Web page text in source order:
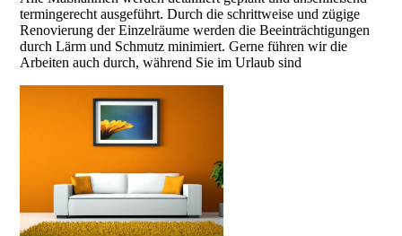
termin­gerecht ausge­führt. Durch die schritt­weise und zügige
Reno­vierung der Einzel­räume wer­den die Beein­trächti­gungen
durch Lärm und Schmutz mini­miert. Gerne führen wir die
Arbeiten auch durch, wäh­rend Sie im Urlaub sind